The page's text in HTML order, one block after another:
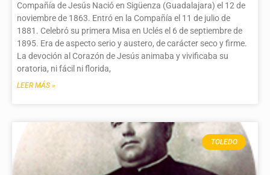
Compañía de Jesús Nació en Sigüenza (Guadalajara) el 12 de
noviembre de 1863. Entró en la Compañía el 11 de julio de
1881. Celebró su primera Misa en Uclés el 6 de septiembre de
1895. Era de aspecto serio y austero, de carácter seco y firme.
La devoción al Corazón de Jesús animaba y vivificaba su
oratoria, ni fácil ni florida,
LEER MÁS »
TOLEDO